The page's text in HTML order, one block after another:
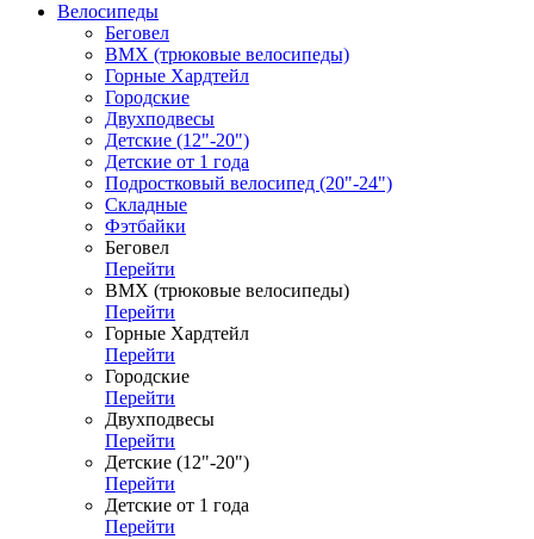
Велосипеды
Беговел
ВМХ (трюковые велосипеды)
Горные Хардтейл
Городские
Двухподвесы
Детские (12"-20")
Детские от 1 года
Подростковый велосипед (20"-24")
Складные
Фэтбайки
Беговел
Перейти
ВМХ (трюковые велосипеды)
Перейти
Горные Хардтейл
Перейти
Городские
Перейти
Двухподвесы
Перейти
Детские (12"-20")
Перейти
Детские от 1 года
Перейти